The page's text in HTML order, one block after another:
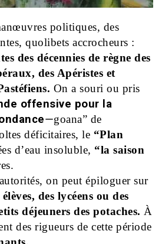
politiques, des
quolibets accrocheurs :
des décennies de règne des
des Apéristes et
On a souri ou pris
offensive pour la
—goana” de
déficitaires, le “Plan
d’eau insoluble, “la saison
on peut épiloguer sur
des lycéens ou des
déjeuners des potaches. À
des rigueurs de cette période